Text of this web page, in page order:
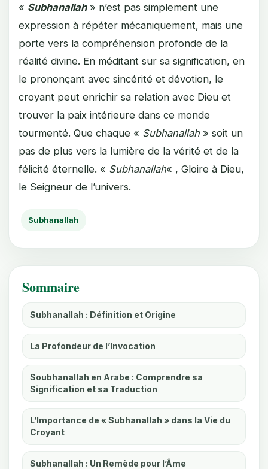
« Subhanallah» n’est pas simplement une
expression à répéter mécaniquement, mais une
porte vers la compréhension profonde de la
réalité divine. En méditant sur sa signification, en
le prononçant avec sincérité et dévotion, le
croyant peut enrichir sa relation avec Dieu et
trouver la paix intérieure dans ce monde
tourmenté. Que chaque « Subhanallah » soit un
pas de plus vers la lumière de la vérité et de la
félicité éternelle. « Subhanallah« , Gloire à Dieu,
le Seigneur de l’univers.
Subhanallah
Sommaire
Subhanallah : Définition et Origine
La Profondeur de l’Invocation
Soubhanallah en Arabe : Comprendre sa
Signification et sa Traduction
L’Importance de « Subhanallah » dans la Vie du
Croyant
Subhanallah : Un Remède pour l’Âme